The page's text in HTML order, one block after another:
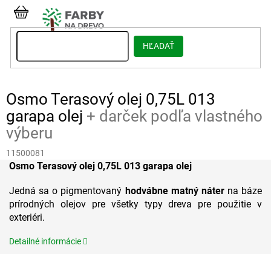
Prejsť
obsah
HĽADAŤ
NÁKUPNÝ
Osmo Terasový olej 0,75L 013
garapa olej + darček podľa vlastného
výberu
11500081
Osmo Terasový olej 0,75L 013 garapa olej
Jedná sa o pigmentovaný hodvábne matný náterna báze
prírodných olejov pre všetky typy dreva pre použitie v
exteriéri.
Detailné informácie